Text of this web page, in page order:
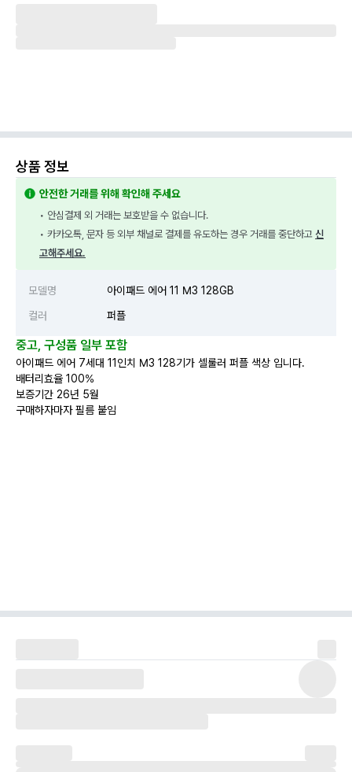
상품 정보
안전한 거래를 위해 확인해 주세요
• 안심결제 외 거래는 보호받을 수 없습니다.
• 카카오톡, 문자 등 외부 채널로 결제를 유도하는 경우 거래를 중단하고 신
고해주세요.
모델명
아이패드 에어 11 M3 128GB
컬러
퍼플
중고, 구성품 일부 포함
아이패드 에어 7세대 11인치 M3 128기가 셀룰러 퍼플 색상 입니다.
배터리효율 100%
보증기간 26년 5월
구매하자마자 필름 붙임